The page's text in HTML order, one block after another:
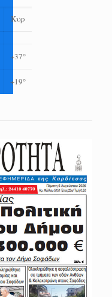
Κυρ
+37°
+19°